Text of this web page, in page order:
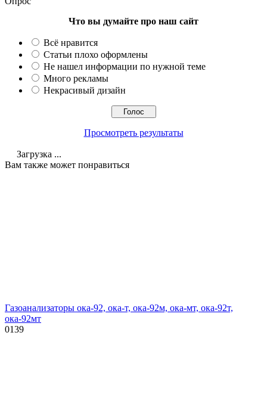
Что вы думайте про наш сайт
Всё нравится
Статьи плохо оформлены
Не нашел информации по нужной теме
Много рекламы
Некрасивый дизайн
Просмотреть результаты
Загрузка ...
Вам также может понравиться
Газоанализаторы ока-92, ока-т, ока-92м, ока-мт, ока-92т,
ока-92мт
0139